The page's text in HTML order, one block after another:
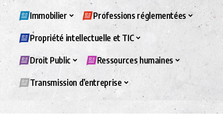
Immobilier Professions réglementées
Propriété intellectuelle et TIC
Droit Public Ressources humaines
Transmission d’entreprise